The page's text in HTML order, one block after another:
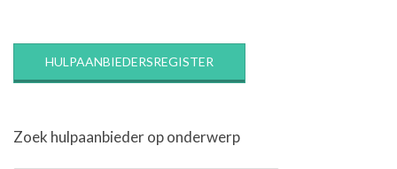
HULPAANBIEDERSREGISTER
Zoek hulpaanbieder op onderwerp